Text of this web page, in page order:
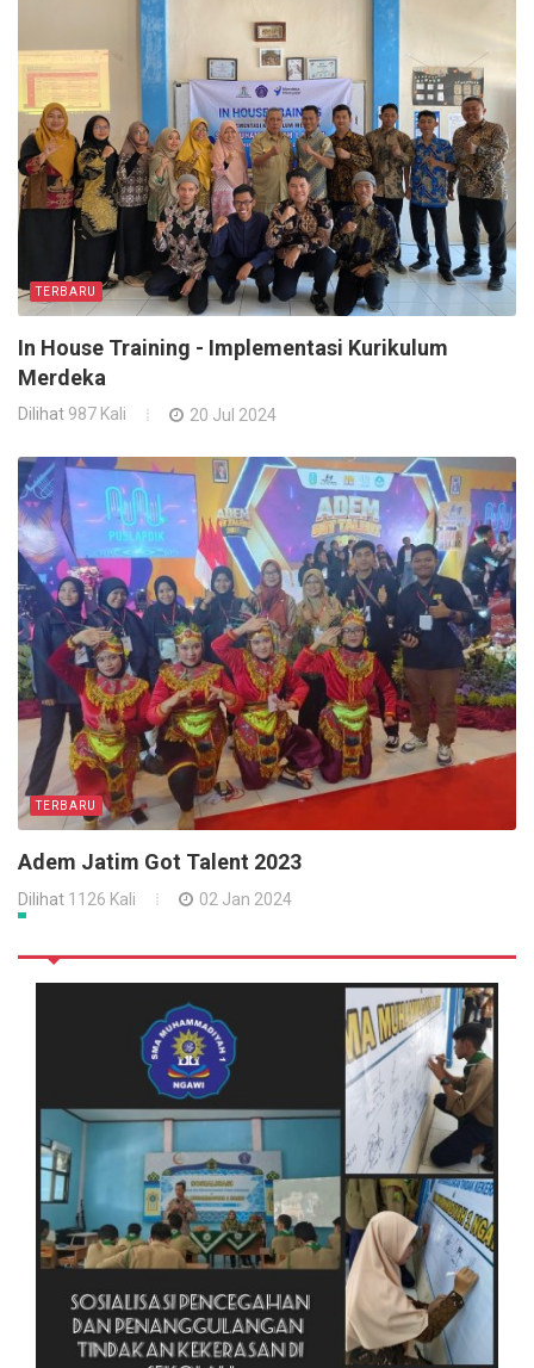
TERBARU
In House Training - Implementasi Kurikulum
Merdeka
Dilihat 987 Kali 20 Jul 2024
TERBARU
Adem Jatim Got Talent 2023
Dilihat 1126 Kali 02 Jan 2024